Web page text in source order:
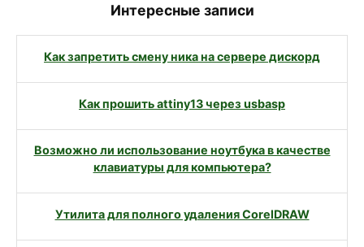
Интересные записи
Как запретить смену ника на сервере дискорд
Как прошить attiny13 через usbasp
Возможно ли использование ноутбука в качестве
клавиатуры для компьютера?
Утилита для полного удаления CorelDRAW